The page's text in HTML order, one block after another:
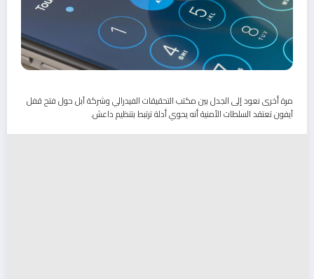
مرة أخرى نعود إلى الجدل بين مكتب التحقيقات الفيدرالي وشركة آبل حول فتح قفل
آيفون تعتقد السلطات الأمنية أنه يحوي أدلة ترتبط بتنظيم داعش.